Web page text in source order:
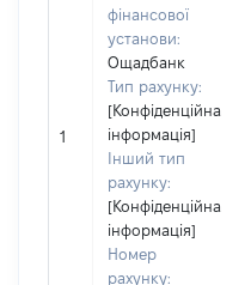
1
фінансової
установи:
Ощадбанк
Тип рахунку:
[Конфіденційна
інформація]
Інший тип
рахунку:
[Конфіденційна
інформація]
Номер
рахунку: